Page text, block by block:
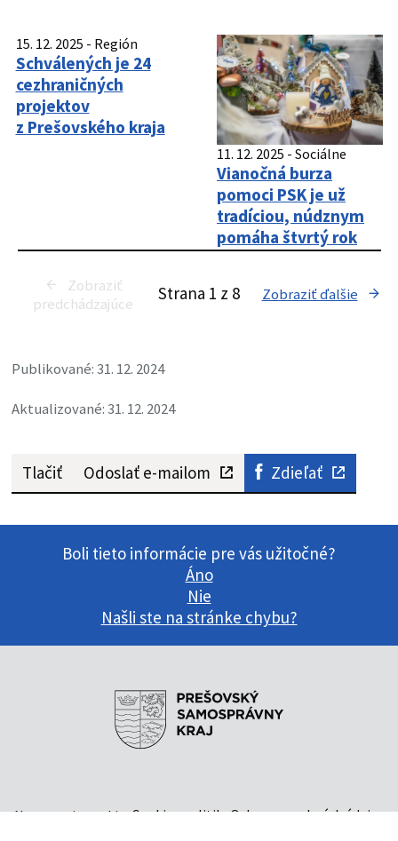
starostlivosť
o zdravie žien
15. 12. 2025-Región
Schválených je 24
11. 12. 2025-Sociálne
Vianočná burza
tradíciou, núdznym
Zobraziť
Strana
Aktualizované: 31. 12. 2024
Odoslať e-mailom Zdieľať
Boli tieto informácie pre vás užitočné?
Našli ste na stránke chybu?